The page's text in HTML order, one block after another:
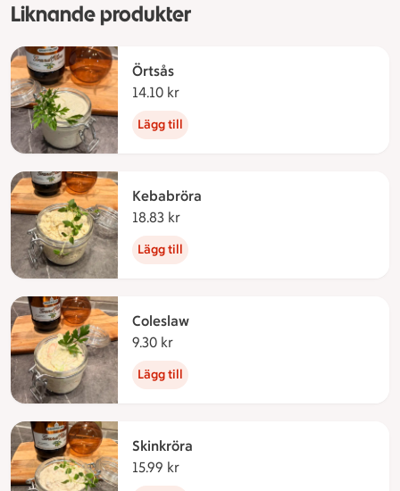
Liknande produkter
Örtsås
14.10 kr
Lägg till
Kebabröra
18.83 kr
Lägg till
Coleslaw
9.30 kr
Lägg till
Skinkröra
15.99 kr